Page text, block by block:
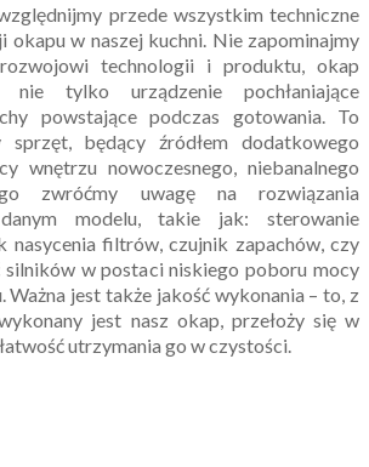
przede wszystkim techniczne
okapu w naszej kuchni. Nie zapominajmy
technologii i produktu, okap
tylko urządzenie pochłaniające
powstające podczas gotowania. To
sprzęt, będący źródłem dodatkowego
wnętrzu nowoczesnego, niebanalnego
zwróćmy uwagę na rozwiązania
modelu, takie jak: sterowanie
nasycenia filtrów, czujnik zapachów, czy
silników w postaci niskiego poboru mocy
Ważna jest także jakość wykonania – to, z
jest nasz okap, przełoży się w
utrzymania go w czystości.